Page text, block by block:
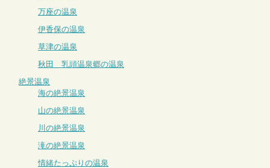
万座の温泉
伊香保の温泉
草津の温泉
秋田 乳頭温泉郷の温泉
絶景温泉
海の絶景温泉
山の絶景温泉
川の絶景温泉
滝の絶景温泉
情緒たっぷりの温泉